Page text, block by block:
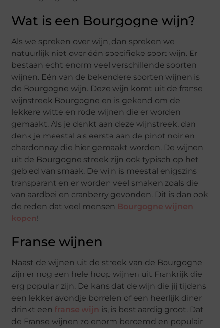
Wat is een Bourgogne wijn?
Als we spreken over wijn, dan spreken we
natuurlijk niet over één specifieke soort wijn. Er
bestaan echt enorm veel verschillende soorten
wijnen. Eén van de bekendere soorten wijnen is
de Bourgogne wijn. Deze wijn komt uit de franse
wijnstreek Bourgogne en is gekend om de
lekkere witte en rode wijnen die er worden
gemaakt. Als je denkt aan deze wijnstreek, dan
denk je meestal als eerste aan de pinot noir en
chardonnay die hier gemaakt worden. De wijnen
uit de Bourgogne streek zijn ook typisch op het
gebied van smaak. De wijn is meestal enigszins
transparant en er worden veel smaken zoals die
van aardbei en cranberry gevonden. Dit is dan ook
de reden dat veel mensen Bourgogne wijnen
kopen!
Franse wijnen
Naast de wijnen uit de streek van de Bourgogne
zijn er nog een hele hoop wijnen uit Frankrijk die
erg populair zijn. De kans dat de wijn die jij tijdens
een lekker avondje borrelen of een heerlijk diner
drinkt eenfranse wijn is, is best aardig groot. Dat
de Franse wijnen zo enorm beroemd en populair